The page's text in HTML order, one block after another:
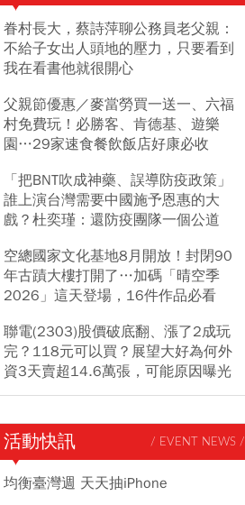
眷村長大，蔡詩萍聊公務員老父親：
不給子女出人頭地的壓力，只要看到
我在看書他就很開心
父親節優惠／麥當勞買一送一、六福
村免費玩！必勝客、肯德基、遊樂
園…29家速食餐飲飯店好康必收
「把BNT吹成神藥、誤導防疫政策」
誰上演台灣需要中國施予恩惠的大
戲？杜奕瑾：還防疫團隊一個公道
空總國家文化基地8月開放！封閉90
年古蹟大樓打開了…加碼「晴空季
2026」這天登場，16件作品必看
聯電(2303)股價破底翻、漲了2成玩
完？118元可以買？展望大好為何外
資3天賣超14.6萬張，可能原因曝光
活動快訊 / EVENT NEWS /
均衡臺灣週 天天抽iPhone